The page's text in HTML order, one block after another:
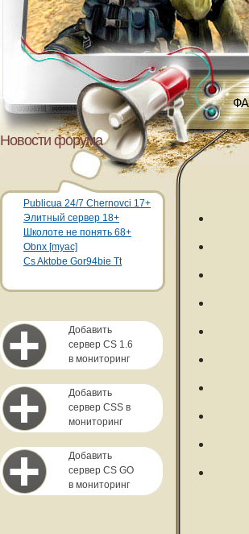
Новости форума
Publicua 24/7 Chernovci 17+
Элитный сервер 18+
Школоте не понять 68+
Obnx [myac]
Cs Aktobe Gor94bie Tt
Добавить
сервер CS 1.6
в мониторинг
Добавить
сервер CSS в
мониторинг
Добавить
сервер CS GO
в мониторинг